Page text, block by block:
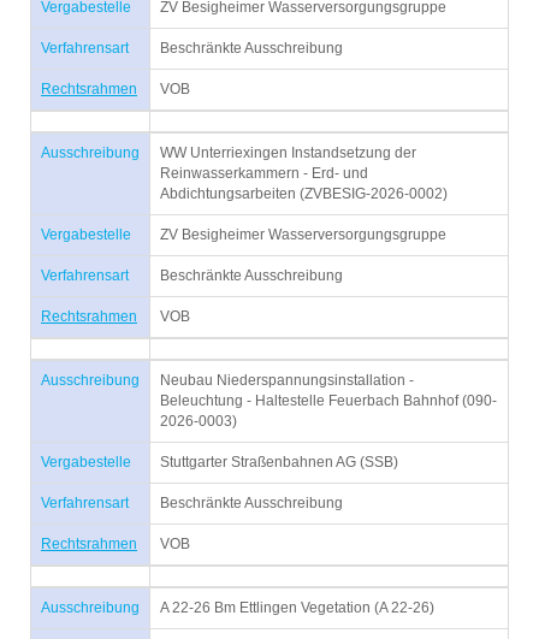
Vergabestelle ZV Besigheimer Wasserversorgungsgruppe
Verfahrensart Beschränkte Ausschreibung
Rechtsrahmen VOB
Ausschreibung
WW Unterriexingen Instandsetzung der
Reinwasserkammern - Erd- und
Abdichtungsarbeiten (ZVBESIG-2026-0002)
Vergabestelle ZV Besigheimer Wasserversorgungsgruppe
Verfahrensart Beschränkte Ausschreibung
Rechtsrahmen VOB
Ausschreibung
Neubau Niederspannungsinstallation -
Beleuchtung - Haltestelle Feuerbach Bahnhof (090-
2026-0003)
Vergabestelle Stuttgarter Straßenbahnen AG (SSB)
Verfahrensart Beschränkte Ausschreibung
Rechtsrahmen VOB
Ausschreibung A 22-26 Bm Ettlingen Vegetation (A 22-26)